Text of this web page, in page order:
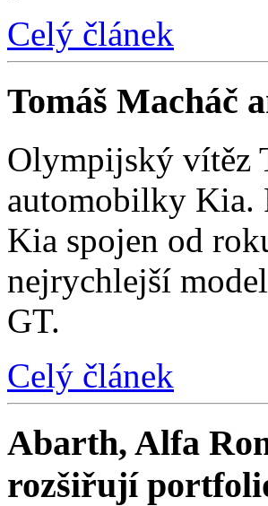
Celý článek
Tomáš Macháč
Olympijský vítěz
automobilky Kia.
Kia spojen od
nejrychlejší
GT.
Celý článek
Abarth, Alfa
rozšiřují